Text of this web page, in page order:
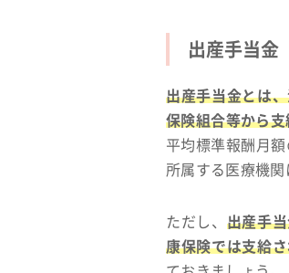
出産手当金
出産手当金とは
保険組合等から
平均標準報酬月
所属する医療機関
ただし、 出産手
康保険では支給